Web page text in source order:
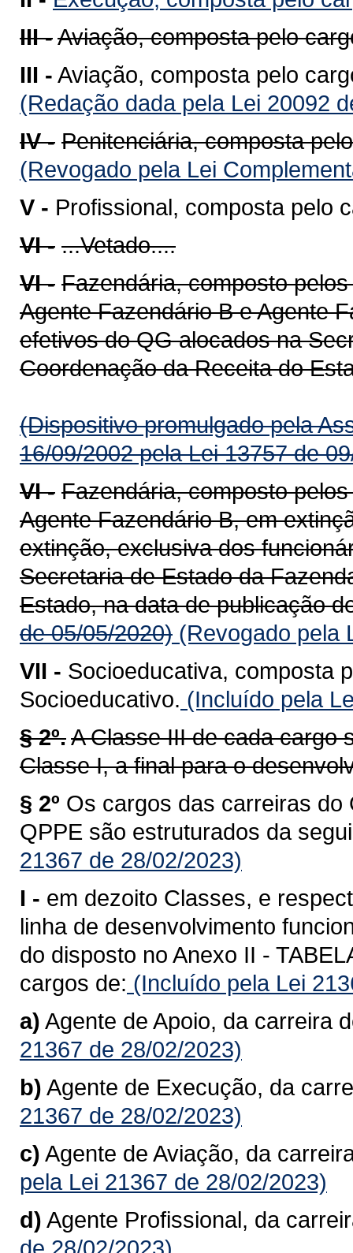
III -Aviação, composta pelo
III - Aviação, composta pelo
(Redação dada pela Lei 20092
IV - Penitenciária, composta
(Revogado pela Lei
V - Profissional, composta pelo
VI - ...Vetado....
VI - Fazendária, composto
Agente Fazendário B e Agente
efetivos do QG alocados na
Coordenação da Receita do
(Dispositivo promulgado pela
16/09/2002 pela Lei 13757 de
VI - Fazendária, composto
Agente Fazendário B, em
extinção, exclusiva dos
Secretaria de Estado da
Estado, na data de publicação
de 05/05/2020) (Revogado pela
VII - Socioeducativa, composta
Socioeducativo. (Incluído pela
§ 2º.A Classe III de cada cargo
Classe I, a final para o
§ 2º Os cargos das carreiras do
QPPE são estruturados da
21367 de 28/02/2023)
I - em dezoito Classes, e
linha de desenvolvimento
do disposto no Anexo II -
cargos de: (Incluído pela Lei
a) Agente de Apoio, da carreira
21367 de 28/02/2023)
b) Agente de Execução, da
21367 de 28/02/2023)
c) Agente de Aviação, da
pela Lei 21367 de 28/02/2023)
d) Agente Profissional, da
de 28/02/2023)